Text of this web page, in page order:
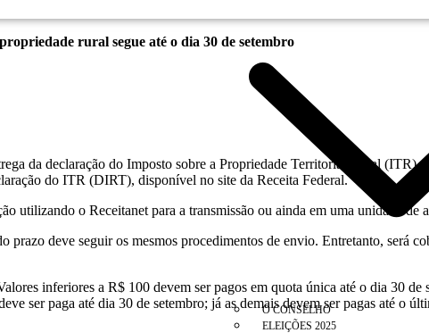
O CONSELHO
ELEIÇÕES 2025
rural segue até o dia 30 de setembro
da declaração do Imposto sobre a Propriedade Territorial Rural (ITR)
do ITR (DIRT), disponível no site da Receita Federal.
utilizando o Receitanet para a transmissão ou ainda em uma unidade
prazo deve seguir os mesmos procedimentos de envio. Entretanto,
inferiores a R$ 100 devem ser pagos em quota única até o dia 30
ser paga até dia 30 de setembro; já as demais devem ser pagas até o